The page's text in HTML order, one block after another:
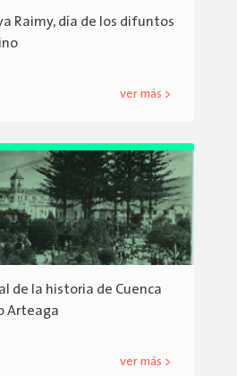
Raimy, día de los difuntos
ver más >
de la historia de Cuenca
Arteaga
ver más >